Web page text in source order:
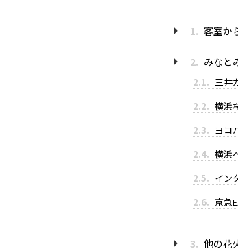
1. 客室か
2. みなと
2.1. 三井
2.2. 横浜
2.3. ヨコ
2.4. 横浜
2.5. イン
2.6. 京急
3. 他の花